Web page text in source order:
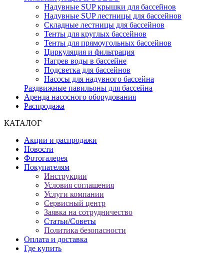
Надувные SUP крышки для бассейнов
Надувные SUP лестницы для бассейнов
Складные лестницы для бассейнов
Тенты для круглых бассейнов
Тенты для прямоугольных бассейнов
Циркуляция и фильтрация
Нагрев воды в бассейне
Подсветка для бассейнов
Насосы для надувного бассейна
Раздвижные павильоны для бассейна
Аренда насосного оборудования
Распродажа
КАТАЛОГ
Акции и распродажи
Новости
Фотогалерея
Покупателям
Инструкции
Условия соглашения
Услуги компании
Сервисный центр
Заявка на сотрудничество
Статьи/Советы
Политика безопасности
Оплата и доставка
Где купить